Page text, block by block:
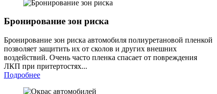
Бронирование зон риска
Бронирование зон риска автомобиля полиуретановой пленкой
позволяет защитить их от сколов и других внешних
воздействий. Очень часто пленка спасает от повреждения
ЛКП при притертостях...
Подробнее